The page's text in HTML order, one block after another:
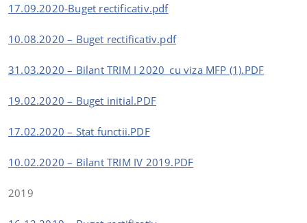
17.09.2020-Buget rectificativ.pdf
10.08.2020 – Buget rectificativ.pdf
31.03.2020 – Bilant TRIM I 2020_cu viza MFP (1).PDF
19.02.2020 – Buget initial.PDF
17.02.2020 – Stat functii.PDF
10.02.2020 – Bilant TRIM IV 2019.PDF
2019